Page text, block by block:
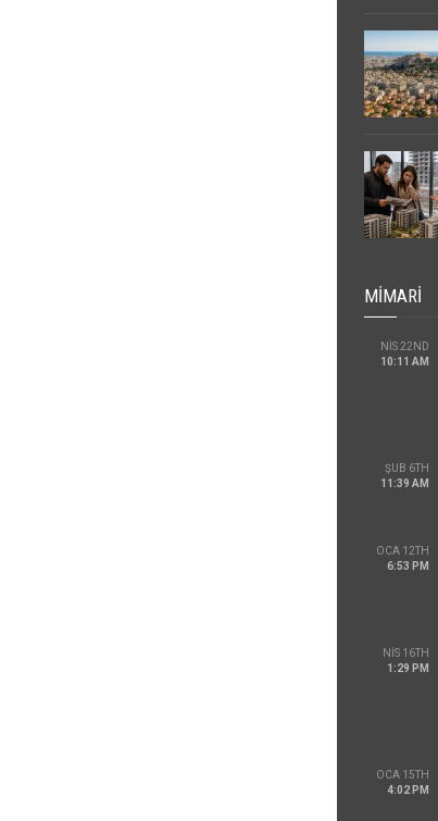
MIMARI
NIS 22ND
10:11 AM
ŞUB 6TH
11:39 AM
OCA 12TH
6:53 PM
NIS 16TH
1:29 PM
OCA 15TH
4:02 PM